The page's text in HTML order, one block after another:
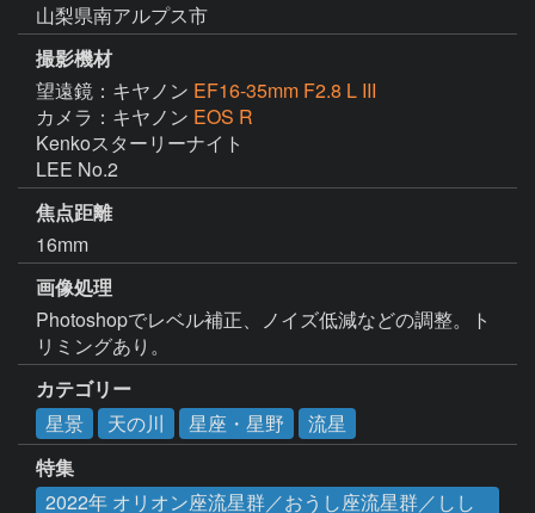
山梨県南アルプス市
撮影機材
望遠鏡：キヤノン EF16-35mm F2.8 L III
カメラ：キヤノン EOS R
Kenkoスターリーナイト
LEE No.2
焦点距離
16mm
画像処理
Photoshopでレベル補正、ノイズ低減などの調整。ト
リミングあり。
カテゴリー
星景
天の川 星座・星野
流星
特集
2022年 オリオン座流星群／おうし座流星群／しし